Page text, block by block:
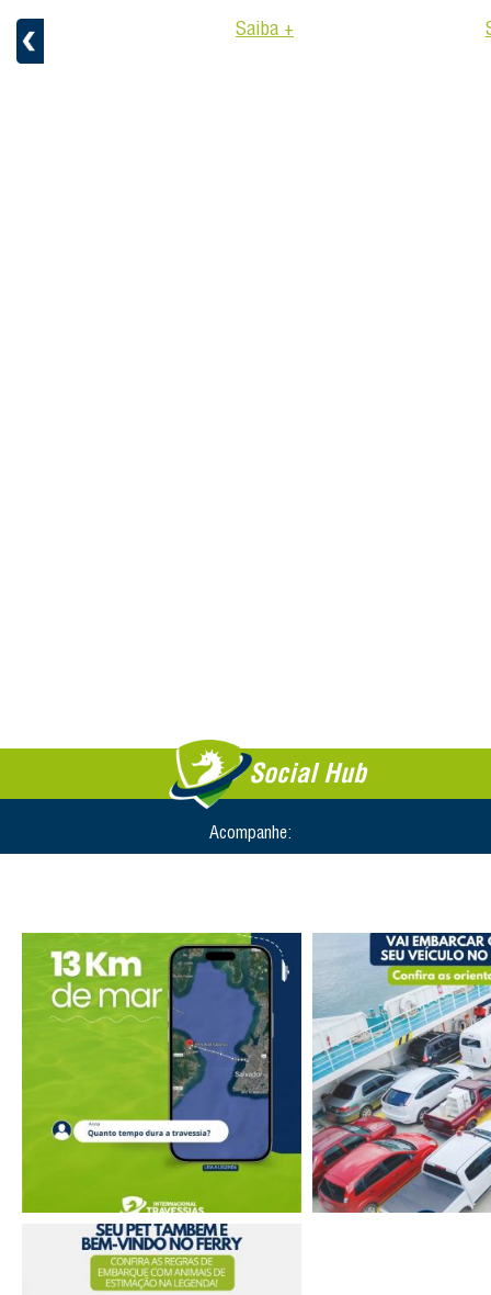
+
Saiba +
Social Hub
Acompanhe: